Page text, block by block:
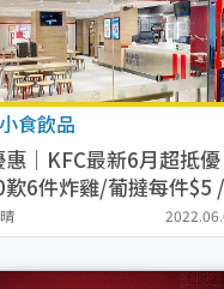
小食飲品
惠｜KFC最新6月超抵優
歎6件炸雞/葡撻每件$5 /
飯$10起